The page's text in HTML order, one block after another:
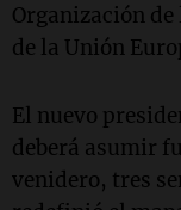
Organización de
de la Unión
El nuevo
deberá asumir
venidero, tres